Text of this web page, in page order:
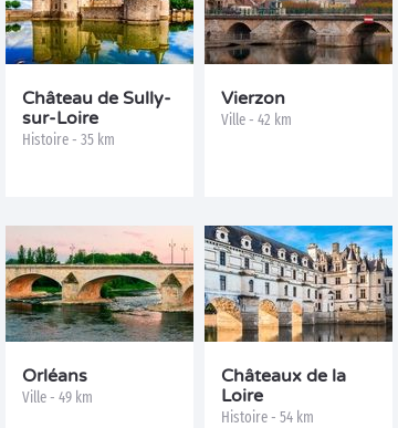
Château de Sully-
sur-Loire
Histoire - 35 km
Vierzon
Ville - 42 km
Orléans
Ville - 49 km
Châteaux de la
Loire
Histoire - 54 km